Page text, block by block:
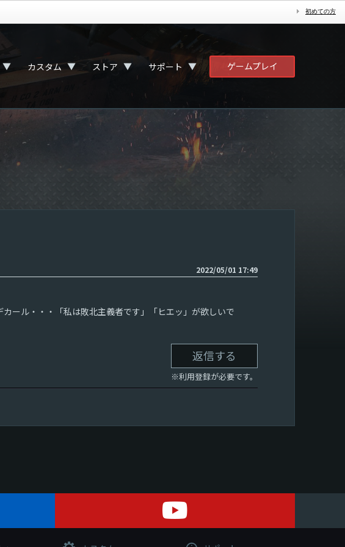
初めての方
▼ カスタム ▼ ストア ▼ サポート ▼ ゲームプレイ
2022/05/01 17:49
ール・・・「私は敗北主義者です」「ヒエッ」が欲しいで
返信する
※利用登録が必要です。